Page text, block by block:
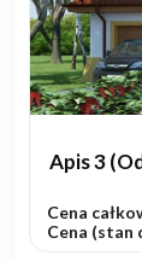
Apis 3
Cena
Cena (stan